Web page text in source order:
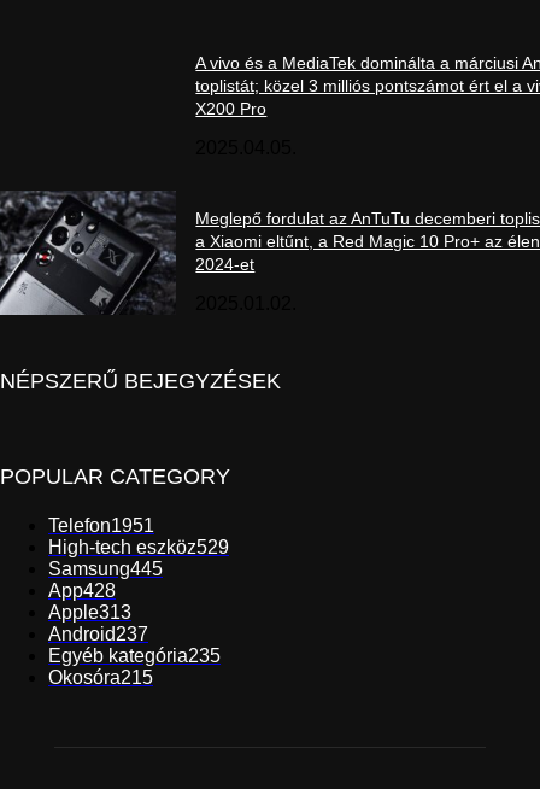
A vivo és a MediaTek dominálta a márciusi
toplistát; közel 3 milliós pontszámot ért el a
X200 Pro
Meglepő fordulat az AnTuTu decemberi
a Xiaomi eltűnt, a Red Magic 10 Pro+ az
2024-et
NÉPSZERŰ BEJEGYZÉSEK
POPULAR CATEGORY
Telefon1951
High-tech eszköz529
Samsung445
App428
Apple313
Android237
Egyéb kategória235
Okosóra215